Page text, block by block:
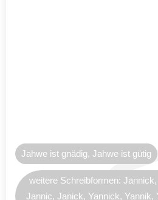
Jahwe ist gnädig, Jahwe ist gütig
weitere Schreibformen:
Jannic, Janick, Yannick, Yannik,